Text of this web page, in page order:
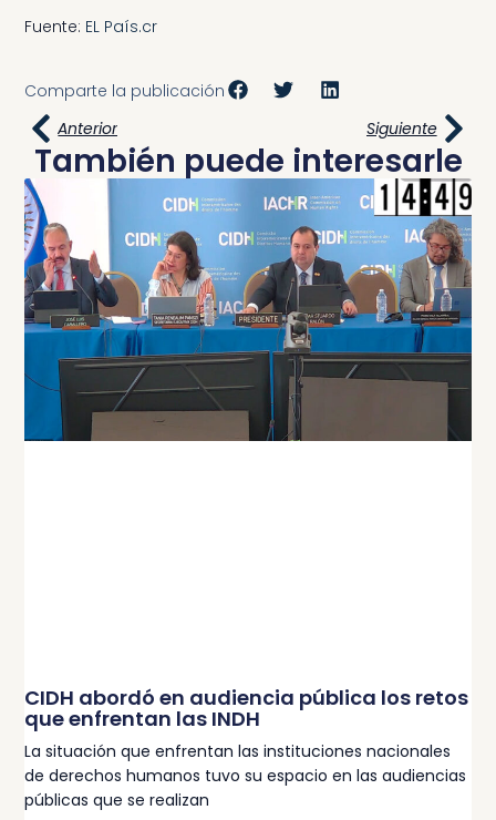
Fuente: EL País.cr
Comparte la publicación
Anterior
Siguiente
También puede interesarle
CIDH abordó en audiencia pública los retos
que enfrentan las INDH
La situación que enfrentan las instituciones nacionales
de derechos humanos tuvo su espacio en las audiencias
públicas que se realizan